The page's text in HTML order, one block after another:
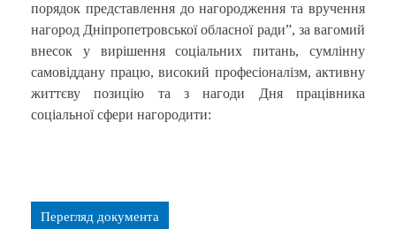
порядок представлення до нагородження та вручення
нагород Дніпропетровської обласної ради”, за вагомий
внесок у вирішення соціальних питань, сумлінну
самовіддану працю, високий професіоналізм, активну
життєву позицію та з нагоди Дня працівника
соціальної сфери нагородити:
Перегляд документа